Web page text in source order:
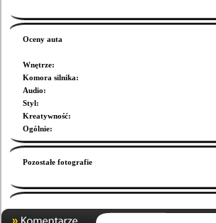
Oceny auta
Wnętrze:
Komora silnika:
Audio:
Styl:
Kreatywność:
Ogólnie:
Pozostałe fotografie